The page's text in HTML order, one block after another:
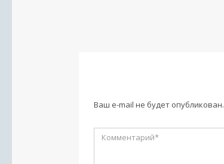
Ваш e-mail не будет опубликован.